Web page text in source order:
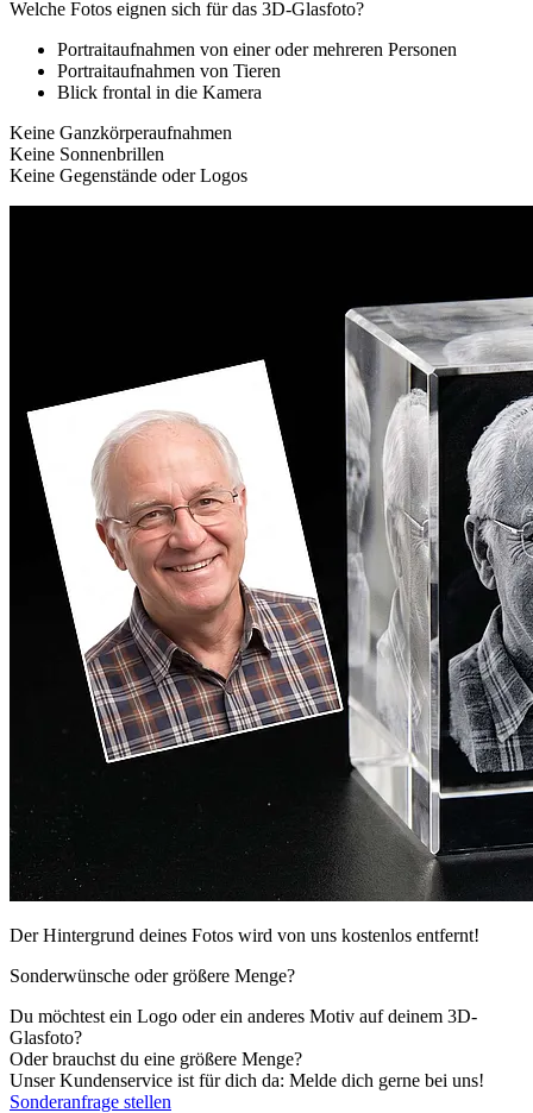
Welche Fotos eignen sich für das 3D-Glasfoto?
Portraitaufnahmen von einer oder mehreren Personen
Portraitaufnahmen von Tieren
Blick frontal in die Kamera
Keine Ganzkörperaufnahmen
Keine Sonnenbrillen
Keine Gegenstände oder Logos
Der Hintergrund deines Fotos wird von uns kostenlos entfernt!
Sonderwünsche oder größere Menge?
Du möchtest ein Logo oder ein anderes Motiv auf deinem 3D-
Glasfoto?
Oder brauchst du eine größere Menge?
Unser Kundenservice ist für dich da: Melde dich gerne bei uns!
Sonderanfrage stellen